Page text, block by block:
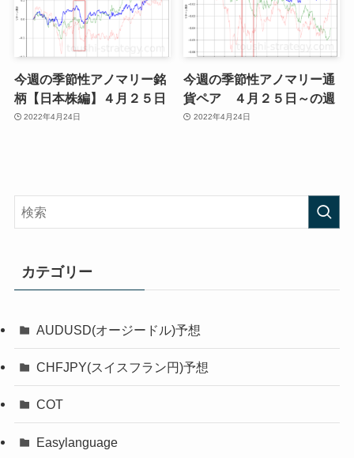
今週の季節性アノマリー銘
柄【日本株編】４月２５日
2022年4月24日
今週の季節性アノマリー通
貨ペア ４月２５日～の週
2022年4月24日
カテゴリー
AUDUSD(オージードル)予想
CHFJPY(スイスフラン円)予想
COT
Easylanguage